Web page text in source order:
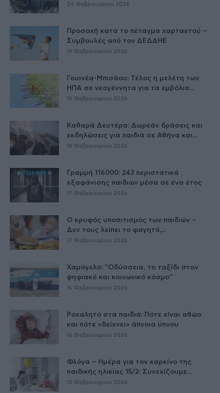
24 Φεβρουαρίου 2026
Προσοχή κατά το πέταγμα χαρταετού –
Συμβουλές από τον ΔΕΔΔΗΕ
19 Φεβρουαρίου 2026
Γουινέα-Μπισάου: Τέλος η μελέτη των
ΗΠΑ σε νεογέννητα για τα εμβόλια...
19 Φεβρουαρίου 2026
Καθαρά Δευτέρα: Δωρεάν δράσεις και
εκδηλώσεις για παιδιά σε Αθήνα και...
18 Φεβρουαρίου 2026
Γραμμή 116000: 243 περιστατικά
εξαφάνισης παιδιών μέσα σε ένα έτος
17 Φεβρουαρίου 2026
Ο κρυφός υποσιτισμός των παιδιών –
Δεν τους λείπει το φαγητό,...
17 Φεβρουαρίου 2026
Χαμόγελο: “Οδύσσεια, το ταξίδι στον
ψηφιακό και κοινωνικό κόσμο”
16 Φεβρουαρίου 2026
Ροχαλητό στα παιδιά: Πότε είναι αθώο
και πότε «δείχνει» άπνοια ύπνου
16 Φεβρουαρίου 2026
Φλόγα – Ημέρα για τον καρκίνο της
παιδικής ηλικίας 15/2: Συνεχίζουμε...
13 Φεβρουαρίου 2026